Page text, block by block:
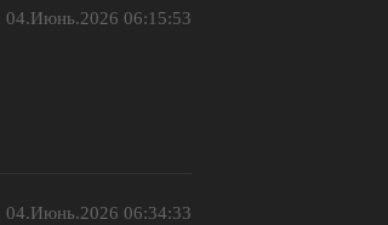
04.Июнь.2026 06:15:53
04.Июнь.2026 06:34:33